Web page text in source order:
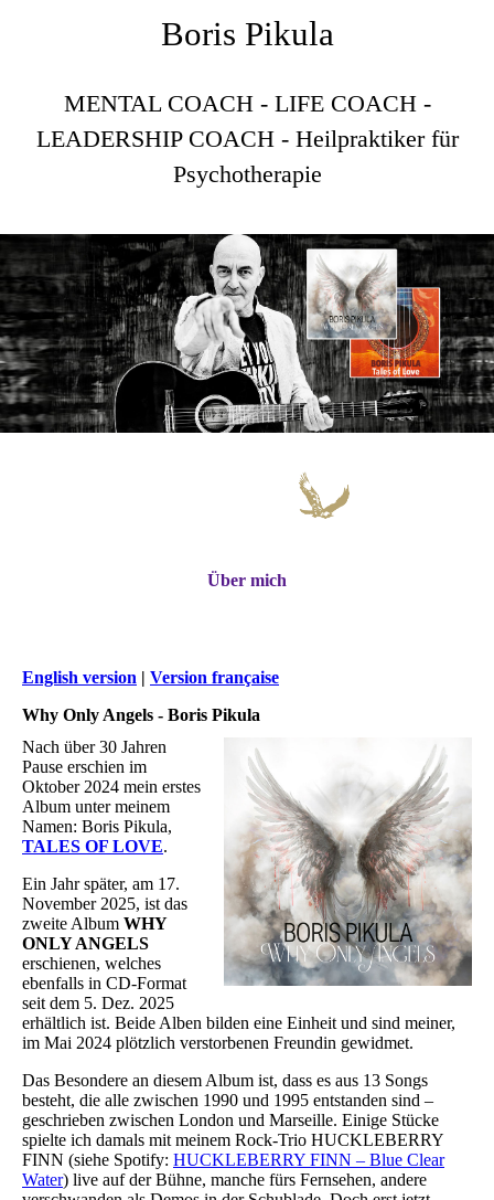
Boris Pikula
MENTAL COACH - LIFE COACH -
LEADERSHIP COACH - Heilpraktiker für
Psychotherapie
Über mich
English version | Version française
Why Only Angels - Boris Pikula
Nach über 30 Jahren
Pause erschien im
Oktober 2024 mein erstes
Album unter meinem
Namen: Boris Pikula,
TALES OF LOVE.
Ein Jahr später, am 17.
November 2025, ist das
zweite Album WHY
ONLY ANGELS
erschienen, welches
ebenfalls in CD-Format
seit dem 5. Dez. 2025
erhältlich ist. Beide Alben bilden eine Einheit und sind meiner,
im Mai 2024 plötzlich verstorbenen Freundin gewidmet.
Das Besondere an diesem Album ist, dass es aus 13 Songs
besteht, die alle zwischen 1990 und 1995 entstanden sind –
geschrieben zwischen London und Marseille. Einige Stücke
spielte ich damals mit meinem Rock-Trio HUCKLEBERRY
FINN (siehe Spotify: HUCKLEBERRY FINN – Blue Clear
Water) live auf der Bühne, manche fürs Fernsehen, andere